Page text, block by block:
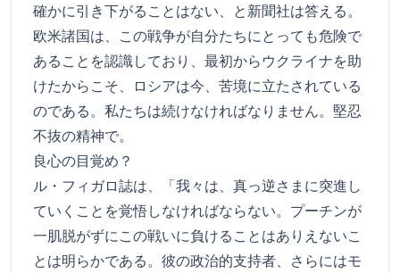
確かに引き下がることはない、と新聞社は答える。
欧米諸国は、この戦争が自分たちにとっても危険で
あることを認識しており、最初からウクライナを助
けたからこそ、ロシアは今、苦境に立たされている
のである。私たちは続けなければなりません。堅忍
不抜の精神で。
良心の目覚め？
ル・フィガロ誌は、「我々は、真っ逆さまに突進し
ていくことを覚悟しなければならない。プーチンが
一肌脱がずにこの戦いに負けることはありえないこ
とは明らかである。彼の政治的支持者、さらにはモ